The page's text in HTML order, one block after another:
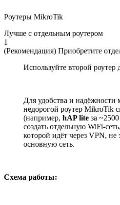
Роутеры MikroTik
Лучше с отдельным роутером
1
(Рекомендация) Приобретите
Используйте второй роутер
Для удобства и надёжности
недорогой роутер MikroTik
(например, hAP lite за
создать отдельную WiFi-
которой идёт через VPN, не
основную сеть.
Схема работы: